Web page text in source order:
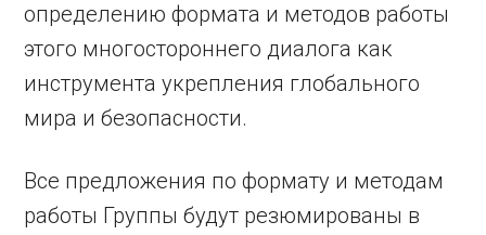
определению формата и методов работы
этого многостороннего диалога как
инструмента укрепления глобального
мира и безопасности.
Все предложения по формату и методам
работы Группы будут резюмированы в